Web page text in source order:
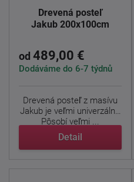
Drevená posteľ
Jakub 200x100cm
od 489,00 €
Dodáváme do 6-7 týdnů
Drevená posteľ z masívu
Jakub je veľmi univerzálny.
Pôsobí veľmi ...
Detail